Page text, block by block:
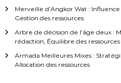
Merveille d’Angkor Wat :
Gestion des ressources
Arbre de décision de l’âge deux :
rédaction, Équilibre des ressources
Armada Meilleures Mixes :
Allocation des ressources